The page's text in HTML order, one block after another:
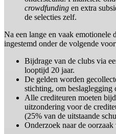
crowdfunding en extra
de selecties zelf.
Na een lange en vaak emotionele
ingestemd onder de volgende
Bijdrage van de clubs via
looptijd 20 jaar.
De gelden worden
stichting, om beslaglegging
Alle crediteuren moeten
uitzondering voor de
(25% van de uitstaande
Onderzoek naar de oorzaak